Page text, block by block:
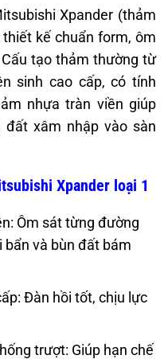
Xpander (thảm
kế chuẩn form, ôm
tạo thảm thường từ
sinh cao cấp, có tính
nhựa tràn viền giúp
đất xâm nhập vào sàn
Xpander loại 1
Ôm sát từng đường
bẩn và bùn đất bám
Đàn hồi tốt, chịu lực
trượt: Giúp hạn chế